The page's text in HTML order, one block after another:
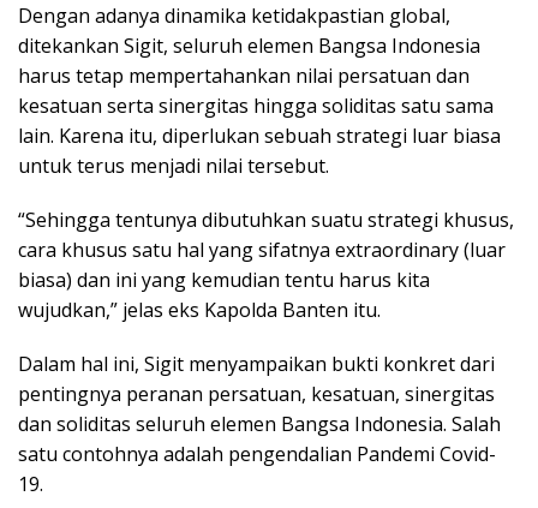
Dengan adanya dinamika ketidakpastian global,
ditekankan Sigit, seluruh elemen Bangsa Indonesia
harus tetap mempertahankan nilai persatuan dan
kesatuan serta sinergitas hingga soliditas satu sama
lain. Karena itu, diperlukan sebuah strategi luar biasa
untuk terus menjadi nilai tersebut.
“Sehingga tentunya dibutuhkan suatu strategi khusus,
cara khusus satu hal yang sifatnya extraordinary (luar
biasa) dan ini yang kemudian tentu harus kita
wujudkan,” jelas eks Kapolda Banten itu.
Dalam hal ini, Sigit menyampaikan bukti konkret dari
pentingnya peranan persatuan, kesatuan, sinergitas
dan soliditas seluruh elemen Bangsa Indonesia. Salah
satu contohnya adalah pengendalian Pandemi Covid-
19.